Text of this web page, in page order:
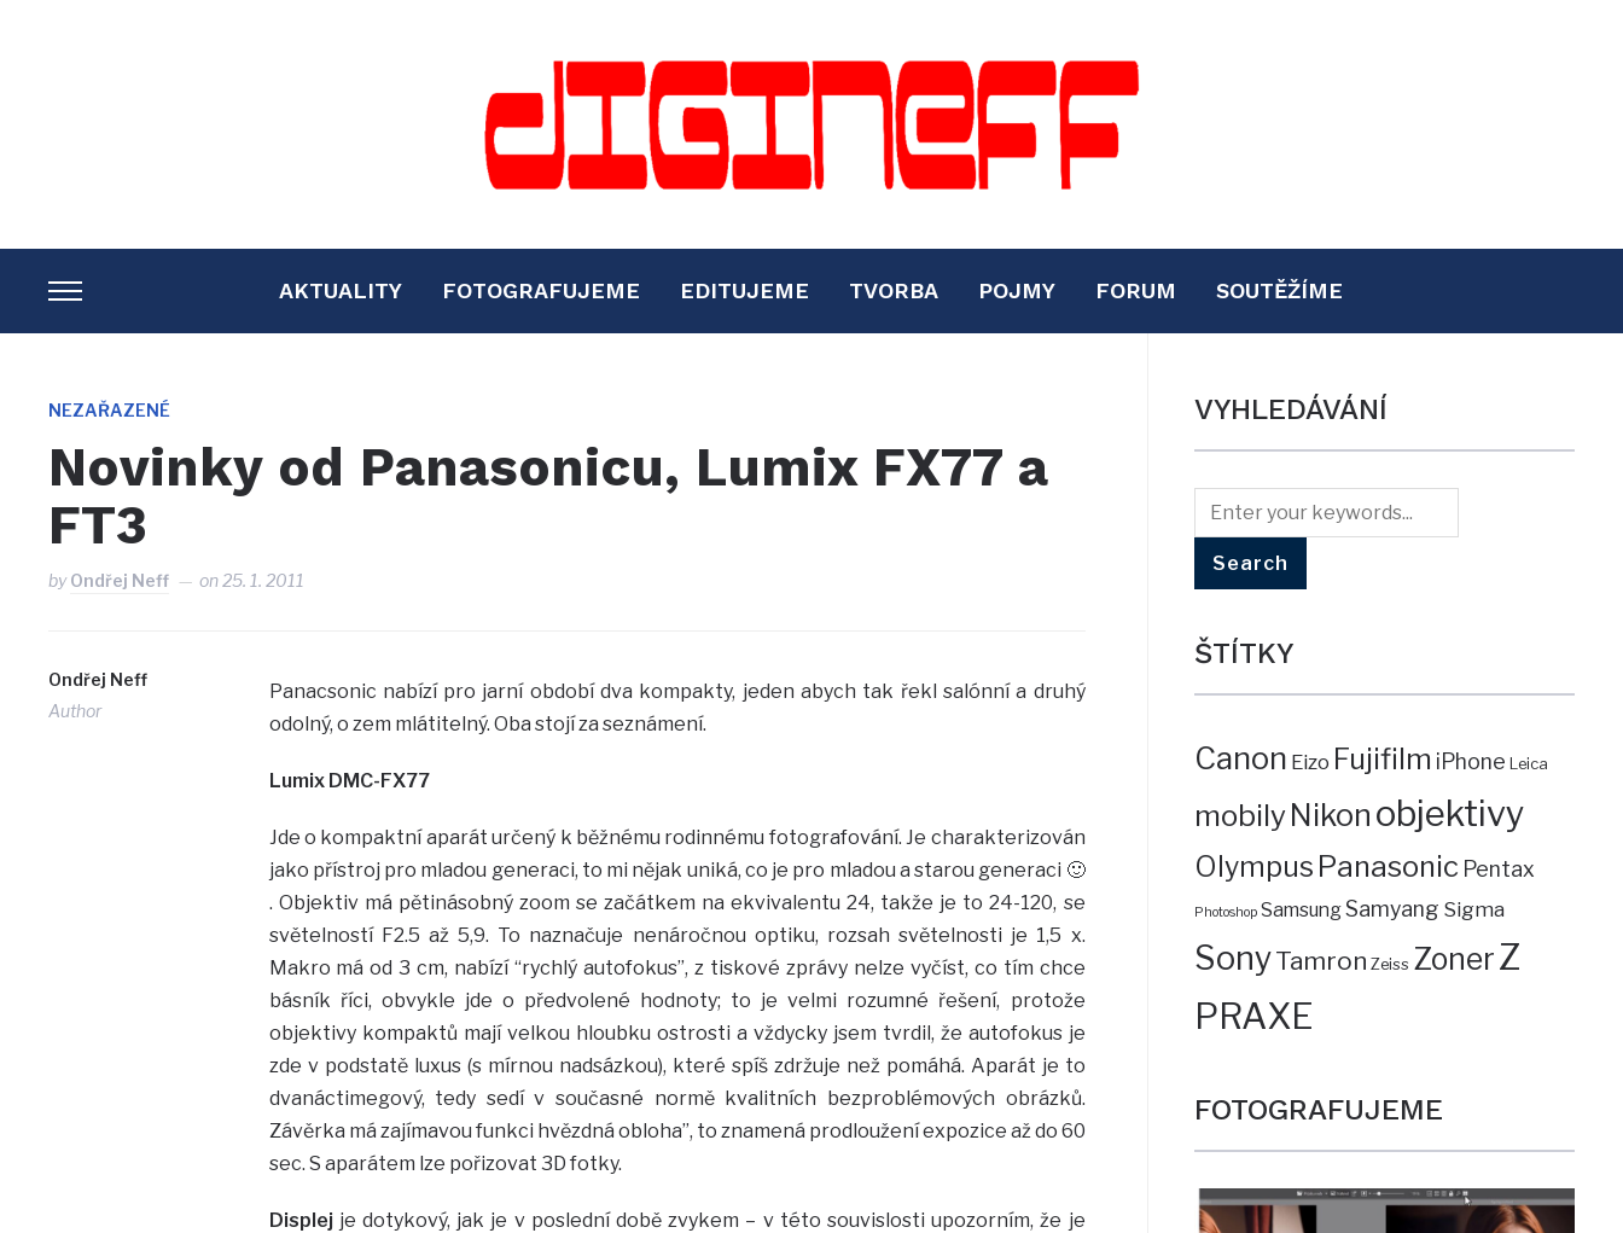
TOGGLE
SIDEBAR
NAVIGATION
AKTUALITY FOTOGRAFUJEME EDITUJEME TVORBA POJMY FORUM SOUTĚŽÍME
NEZAŘAZENÉ
Novinky od Panasonicu, Lumix FX77 a
FT3
byOndřej Neff on25. 1. 2011
Ondřej Neff
Author
Panacsonic nabízí pro jarní období dva kompakty, jeden abych tak řekl salónní a druhý
odolný, o zem mlátitelný. Oba stojí za seznámení.
Lumix DMC-FX77
Jde o kompaktní aparát určený k běžnému rodinnému fotografování. Je charakterizován
jako přístroj pro mladou generaci, to mi nějak uniká, co je pro mladou a starou generaci 🙂
. Objektiv má pětinásobný zoom se začátkem na ekvivalentu 24, takže je to 24-120, se
světelností F2.5 až 5,9. To naznačuje nenáročnou optiku, rozsah světelnosti je 1,5 x.
Makro má od 3 cm, nabízí “rychlý autofokus”, z tiskové zprávy nelze vyčíst, co tím chce
básník říci, obvykle jde o předvolené hodnoty; to je velmi rozumné řešení, protože
objektivy kompaktů mají velkou hloubku ostrosti a vždycky jsem tvrdil, že autofokus je
zde v podstatě luxus (s mírnou nadsázkou), které spíš zdržuje než pomáhá. Aparát je to
dvanáctimegový, tedy sedí v současné normě kvalitních bezproblémových obrázků.
Závěrka má zajímavou funkci hvězdná obloha”, to znamená prodloužení expozice až do 60
sec. S aparátem lze pořizovat 3D fotky.
Displejje dotykový, jak je v poslední době zvykem – v této souvislosti upozorním, že je
VYHLEDÁVÁNÍ
ŠTÍTKY
Canon Eizo Fujifilm iPhone Leica
mobilyNikon objektivy
Olympus Panasonic Pentax
Photoshop SamsungSamyang Sigma
SonyTamron Zeiss ZonerZ
PRAXE
FOTOGRAFUJEME